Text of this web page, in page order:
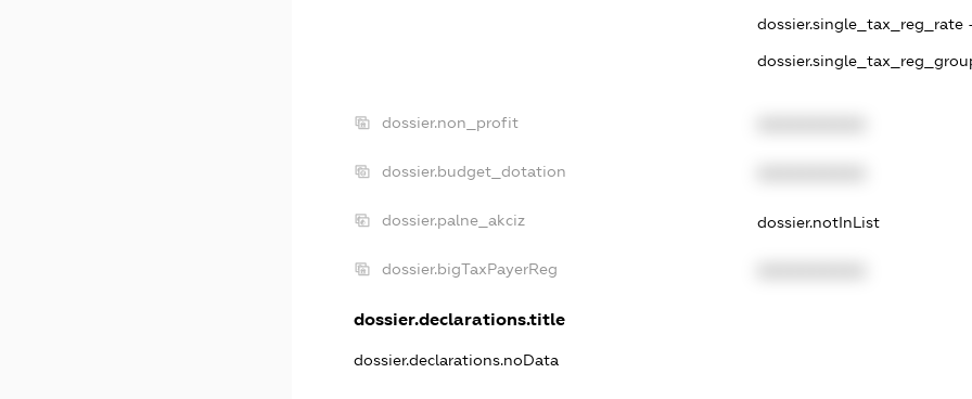
dossier.single_tax_reg_rate
dossier.non_profit
dossier.budget_dotation
dossier.palne_akciz dossier.notInList
dossier.bigTaxPayerReg
dossier.declarations.title
dossier.declarations.noData